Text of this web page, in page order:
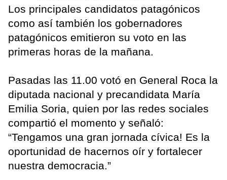
Los principales candidatos patagónicos
como así también los gobernadores
patagónicos emitieron su voto en las
primeras horas de la mañana.
Pasadas las 11.00 votó en General Roca la
diputada nacional y precandidata María
Emilia Soria, quien por las redes sociales
compartió el momento y señaló:
“Tengamos una gran jornada cívica! Es la
oportunidad de hacernos oír y fortalecer
nuestra democracia.”